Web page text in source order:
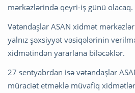
mərkəzlərində qeyri-iş günü olacaq.
Vətəndaşlar ASAN xidmət
yalnız şəxsiyyət vəsiqələrinin
xidmətindən yararlana biləcəklər.
27 sentyabrdan isə vətəndaşlar
müraciət etməklə müvafiq